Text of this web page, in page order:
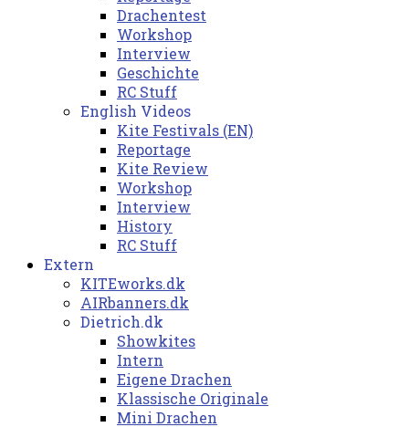
Drachentest
Workshop
Interview
Geschichte
RC Stuff
English Videos
Kite Festivals (EN)
Reportage
Kite Review
Workshop
Interview
History
RC Stuff
Extern
KITEworks.dk
AIRbanners.dk
Dietrich.dk
Showkites
Intern
Eigene Drachen
Klassische Originale
Mini Drachen